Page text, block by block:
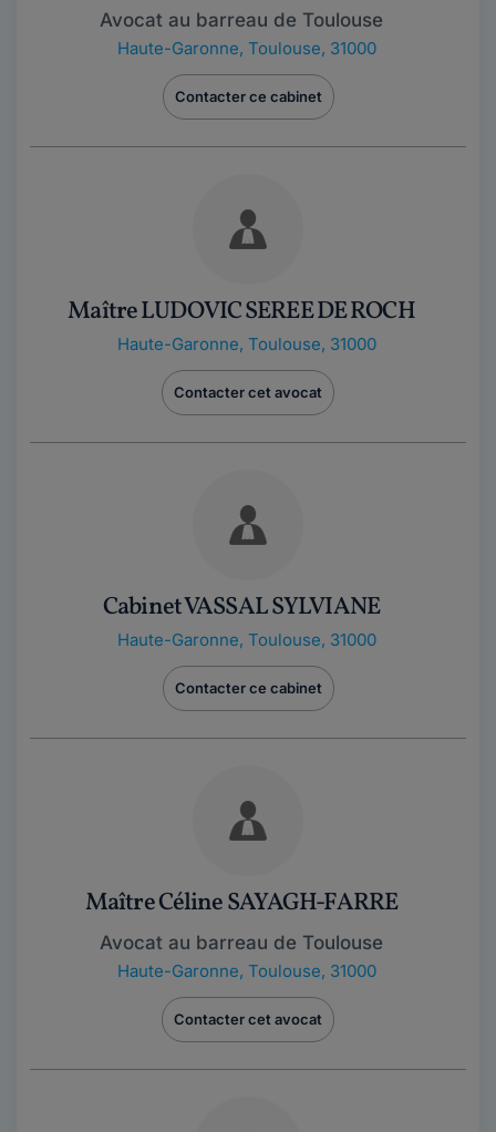
Avocat au barreau de Toulouse
Haute-Garonne, Toulouse, 31000
Contacter ce cabinet
Maître LUDOVIC SEREE DE ROCH
Haute-Garonne, Toulouse, 31000
Contacter cet avocat
Cabinet VASSAL SYLVIANE
Haute-Garonne, Toulouse, 31000
Contacter ce cabinet
Maître Céline SAYAGH-FARRE
Avocat au barreau de Toulouse
Haute-Garonne, Toulouse, 31000
Contacter cet avocat